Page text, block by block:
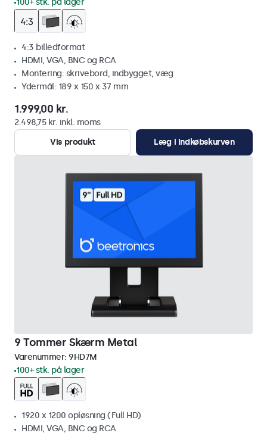
100+ stk. på lager
4:3 billedformat
HDMI, VGA, BNC og RCA
Montering: skrivebord, indbygget, væg
Ydermål: 189 x 150 x 37 mm
1.999,00 kr.
2.498,75 kr. inkl. moms
Vis produkt
Læg i indkøbskurven
9 Tommer Skærm Metal
Varenummer: 9HD7M
100+ stk. på lager
1920 x 1200 opløsning (Full HD)
HDMI, VGA, BNC og RCA